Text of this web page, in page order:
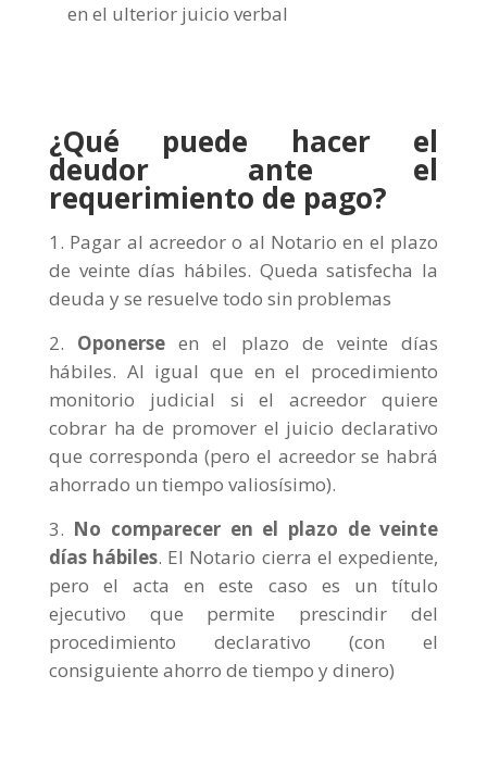
en el ulterior juicio verbal
¿Qué puede hacer el
deudor ante el
requerimiento de pago?
Pagar al acreedor o al Notario en el plazo
de veinte días hábiles. Queda satisfecha la
deuda y se resuelve todo sin problemas
Oponerse en el plazo de veinte días
hábiles. Al igual que en el procedimiento
monitorio judicial si el acreedor quiere
cobrar ha de promover el juicio declarativo
que corresponda (pero el acreedor se habrá
ahorrado un tiempo valiosísimo).
No comparecer en el plazo de veinte
días hábiles. El Notario cierra el expediente,
pero el acta en este caso es un título
ejecutivo que permite prescindir del
procedimiento declarativo (con el
consiguiente ahorro de tiempo y dinero)